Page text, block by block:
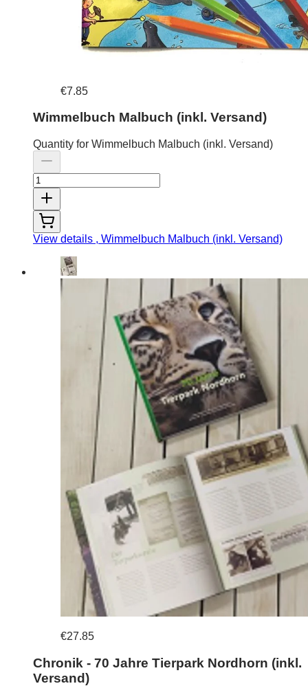
€7.85
Wimmelbuch Malbuch (inkl. Versand)
Quantity for Wimmelbuch Malbuch (inkl. Versand)
View details , Wimmelbuch Malbuch (inkl. Versand)
€27.85
Chronik - 70 Jahre Tierpark Nordhorn (inkl.
Versand)